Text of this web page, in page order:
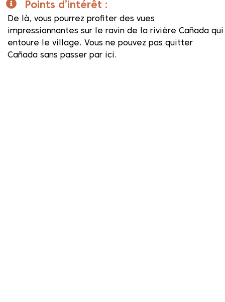
Points d’intérêt :
De là, vous pourrez profiter des vues
impressionnantes sur le ravin de la rivière Cañada qui
entoure le village. Vous ne pouvez pas quitter
Cañada sans passer par ici.